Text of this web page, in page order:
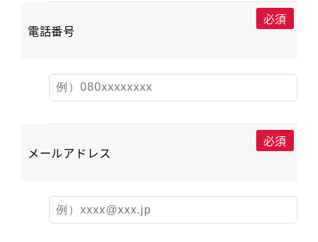
電話番号
必須
メールアドレス
必須